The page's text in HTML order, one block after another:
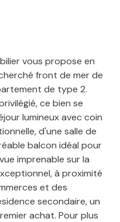
vous propose en
front de mer de
de type 2.
ce bien se
lumineux avec coin
d'une salle de
balcon idéal pour
imprenable sur la
à proximité
et des
secondaire, un
achat. Pour plus